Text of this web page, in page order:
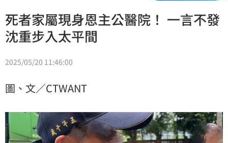
死者家屬現身恩主公醫院！ 一言不發
沈重步入太平間
2025/05/20 11:46:00
圖、文／CTWANT